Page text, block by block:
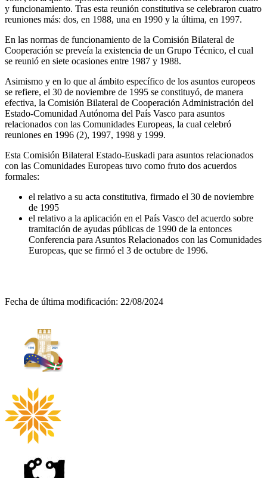
y funcionamiento. Tras esta reunión constitutiva se celebraron cuatro
reuniones más: dos, en 1988, una en 1990 y la última, en 1997.
En las normas de funcionamiento de la Comisión Bilateral de
Cooperación se preveía la existencia de un Grupo Técnico, el cual
se reunió en siete ocasiones entre 1987 y 1988.
Asimismo y en lo que al ámbito específico de los asuntos europeos
se refiere, el 30 de noviembre de 1995 se constituyó, de manera
efectiva, la Comisión Bilateral de Cooperación Administración del
Estado-Comunidad Autónoma del País Vasco para asuntos
relacionados con las Comunidades Europeas, la cual celebró
reuniones en 1996 (2), 1997, 1998 y 1999.
Esta Comisión Bilateral Estado-Euskadi para asuntos relacionados
con las Comunidades Europeas tuvo como fruto dos acuerdos
formales:
el relativo a su acta constitutiva, firmado el 30 de noviembre
de 1995
el relativo a la aplicación en el País Vasco del acuerdo sobre
tramitación de ayudas públicas de 1990 de la entonces
Conferencia para Asuntos Relacionados con las Comunidades
Europeas, que se firmó el 3 de octubre de 1996.
Fecha de última modificación: 22/08/2024